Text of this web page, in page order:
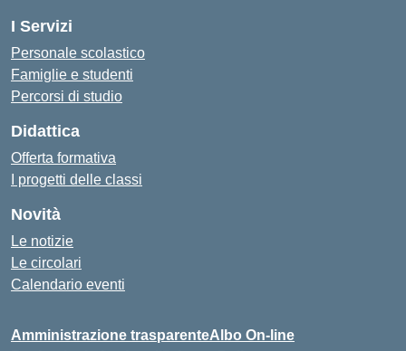
I Servizi
Personale scolastico
Famiglie e studenti
Percorsi di studio
Didattica
Offerta formativa
I progetti delle classi
Novità
Le notizie
Le circolari
Calendario eventi
Amministrazione trasparenteAlbo On-line